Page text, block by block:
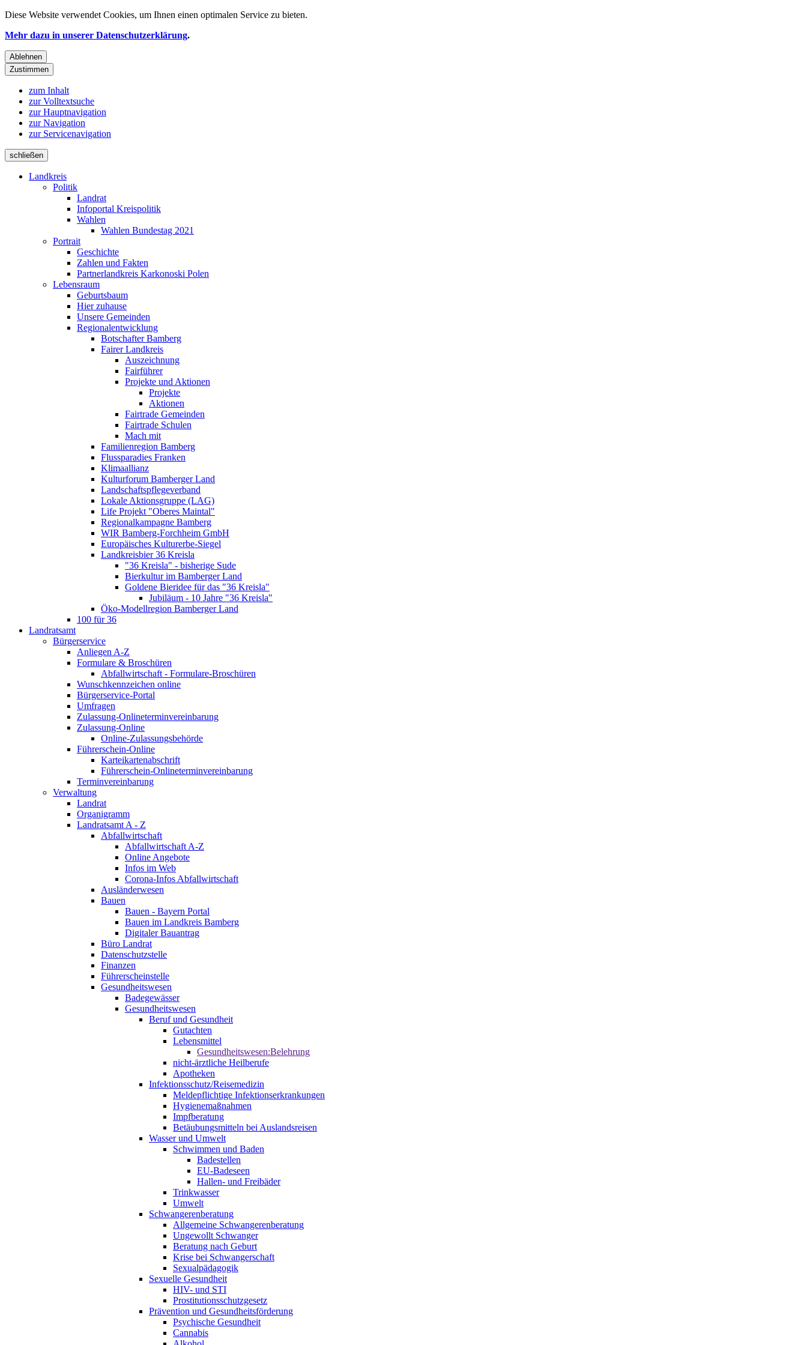
Diese Website verwendet Cookies, um Ihnen einen optimalen Service zu bieten.
Mehr dazu in unserer Datenschutzerklärung.
Ablehnen
Zustimmen
zum Inhalt
zur Volltextsuche
zur Hauptnavigation
zur Navigation
zur Servicenavigation
schließen
Landkreis
Politik
Landrat
Infoportal Kreispolitik
Wahlen
Wahlen Bundestag 2021
Portrait
Geschichte
Zahlen und Fakten
Partnerlandkreis Karkonoski Polen
Lebensraum
Geburtsbaum
Hier zuhause
Unsere Gemeinden
Regionalentwicklung
Botschafter Bamberg
Fairer Landkreis
Auszeichnung
Fairführer
Projekte und Aktionen
Projekte
Aktionen
Fairtrade Gemeinden
Fairtrade Schulen
Mach mit
Familienregion Bamberg
Flussparadies Franken
Klimaallianz
Kulturforum Bamberger Land
Landschaftspflegeverband
Lokale Aktionsgruppe (LAG)
Life Projekt "Oberes Maintal"
Regionalkampagne Bamberg
WIR Bamberg-Forchheim GmbH
Europäisches Kulturerbe-Siegel
Landkreisbier 36 Kreisla
"36 Kreisla" - bisherige Sude
Bierkultur im Bamberger Land
Goldene Bieridee für das "36 Kreisla"
Jubiläum - 10 Jahre "36 Kreisla"
Öko-Modellregion Bamberger Land
100 für 36
Landratsamt
Bürgerservice
Anliegen A-Z
Formulare & Broschüren
Abfallwirtschaft - Formulare-Broschüren
Wunschkennzeichen online
Bürgerservice-Portal
Umfragen
Zulassung-Onlineterminvereinbarung
Zulassung-Online
Online-Zulassungsbehörde
Führerschein-Online
Karteikartenabschrift
Führerschein-Onlineterminvereinbarung
Terminvereinbarung
Verwaltung
Landrat
Organigramm
Landratsamt A - Z
Abfallwirtschaft
Abfallwirtschaft A-Z
Online Angebote
Infos im Web
Corona-Infos Abfallwirtschaft
Ausländerwesen
Bauen
Bauen - Bayern Portal
Bauen im Landkreis Bamberg
Digitaler Bauantrag
Büro Landrat
Datenschutzstelle
Finanzen
Führerscheinstelle
Gesundheitswesen
Badegewässer
Gesundheitswesen
Beruf und Gesundheit
Gutachten
Lebensmittel
Gesundheitswesen:Belehrung
nicht-ärztliche Heilberufe
Apotheken
Infektionsschutz/Reisemedizin
Meldepflichtige Infektionserkrankungen
Hygienemaßnahmen
Impfberatung
Betäubungsmitteln bei Auslandsreisen
Wasser und Umwelt
Schwimmen und Baden
Badestellen
EU-Badeseen
Hallen- und Freibäder
Trinkwasser
Umwelt
Schwangerenberatung
Allgemeine Schwangerenberatung
Ungewollt Schwanger
Beratung nach Geburt
Krise bei Schwangerschaft
Sexualpädagogik
Sexuelle Gesundheit
HIV- und STI
Prostitutionsschutzgesetz
Prävention und Gesundheitsförderung
Psychische Gesundheit
Cannabis